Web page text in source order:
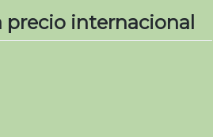
precio internacional